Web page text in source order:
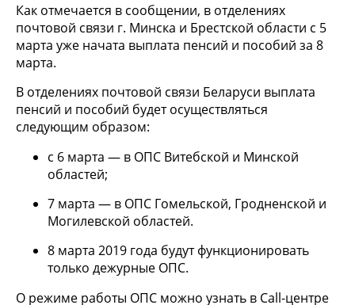
Как отмечается в сообщении, в отделениях
почтовой связи г. Минска и Брестской области с 5
марта уже начата выплата пенсий и пособий за 8
марта.
В отделениях почтовой связи Беларуси выплата
пенсий и пособий будет осуществляться
следующим образом:
с 6 марта — в ОПС Витебской и Минской
областей;
7 марта — в ОПС Гомельской, Гродненской и
Могилевской областей.
8 марта 2019 года будут функционировать
только дежурные ОПС.
О режиме работы ОПС можно узнать в Саll-центре